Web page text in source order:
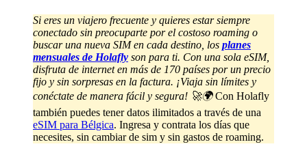
Si eres un viajero frecuente y quieres estar siempre
conectado sin preocuparte por el costoso roaming o
buscar una nueva SIM en cada destino, los planes
mensuales de Holafly son para ti. Con una sola eSIM,
disfruta de internet en más de 170 países por un precio
fijo y sin sorpresas en la factura. ¡Viaja sin límites y
conéctate de manera fácil y segura! 🚀🌍Con Holafly
también puedes tener datos ilimitados a través de una
eSIM para Bélgica. Ingresa y contrata los días que
necesites, sin cambiar de sim y sin gastos de roaming.